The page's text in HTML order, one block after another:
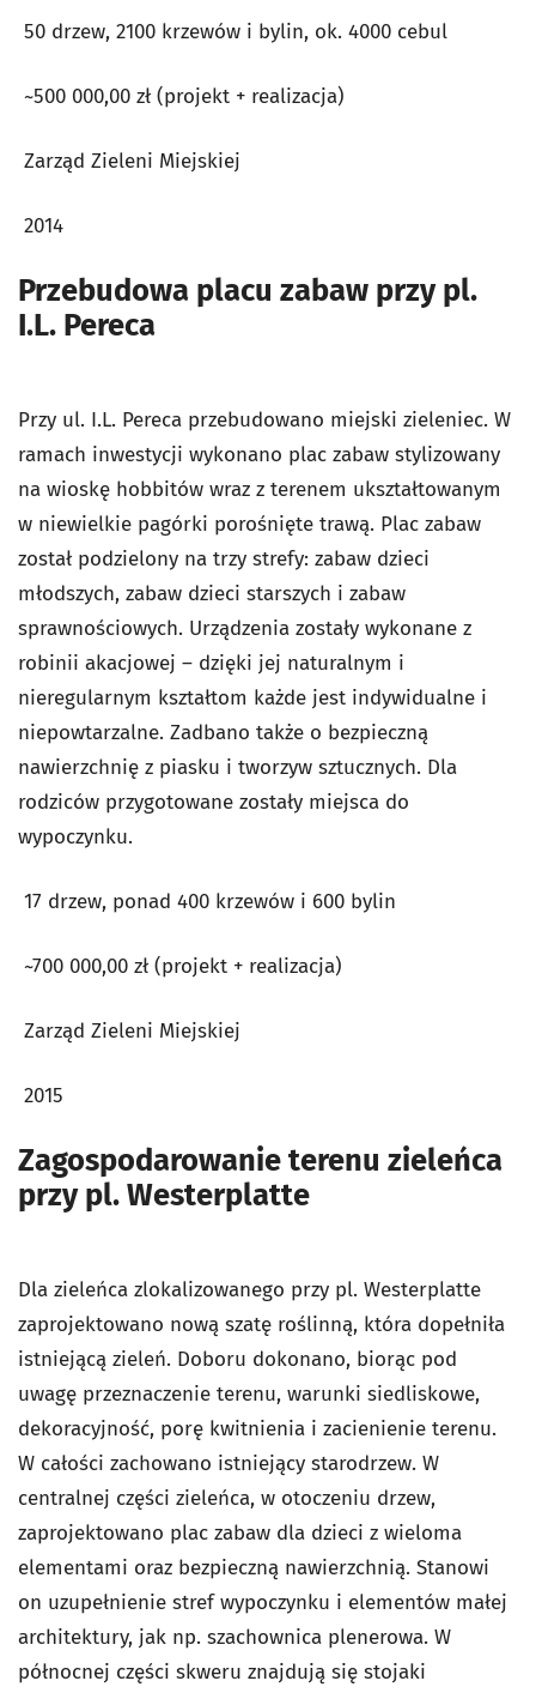
50 drzew, 2100 krzewów i bylin, ok. 4000 cebul
~500 000,00 zł (projekt + realizacja)
Zarząd Zieleni Miejskiej
2014
Przebudowa placu zabaw przy pl.
I.L. Pereca
Przy ul. I.L. Pereca przebudowano miejski zieleniec. W
ramach inwestycji wykonano plac zabaw stylizowany
na wioskę hobbitów wraz z terenem ukształtowanym
w niewielkie pagórki porośnięte trawą. Plac zabaw
został podzielony na trzy strefy: zabaw dzieci
młodszych, zabaw dzieci starszych i zabaw
sprawnościowych. Urządzenia zostały wykonane z
robinii akacjowej – dzięki jej naturalnym i
nieregularnym kształtom każde jest indywidualne i
niepowtarzalne. Zadbano także o bezpieczną
nawierzchnię z piasku i tworzyw sztucznych. Dla
rodziców przygotowane zostały miejsca do
wypoczynku.
17 drzew, ponad 400 krzewów i 600 bylin
~700 000,00 zł (projekt + realizacja)
Zarząd Zieleni Miejskiej
2015
Zagospodarowanie terenu zieleńca
przy pl. Westerplatte
Dla zieleńca zlokalizowanego przy pl. Westerplatte
zaprojektowano nową szatę roślinną, która dopełniła
istniejącą zieleń. Doboru dokonano, biorąc pod
uwagę przeznaczenie terenu, warunki siedliskowe,
dekoracyjność, porę kwitnienia i zacienienie terenu.
W całości zachowano istniejący starodrzew. W
centralnej części zieleńca, w otoczeniu drzew,
zaprojektowano plac zabaw dla dzieci z wieloma
elementami oraz bezpieczną nawierzchnią. Stanowi
on uzupełnienie stref wypoczynku i elementów małej
architektury, jak np. szachownica plenerowa. W
północnej części skweru znajdują się stojaki